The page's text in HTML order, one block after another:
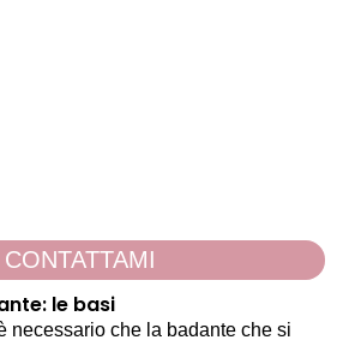
CONTATTAMI
le basi
necessario che la badante che si